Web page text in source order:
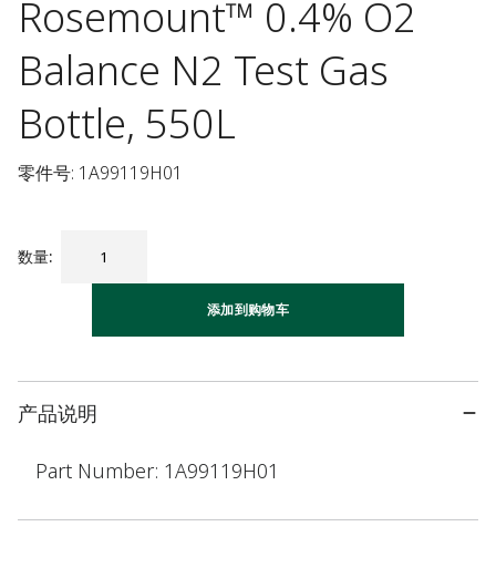
Rosemount™ 0.4% O2
Balance N2 Test Gas
Bottle, 550L
零件号: 1A99119H01
数量:
添加到购物车
产品说明
Part Number: 1A99119H01